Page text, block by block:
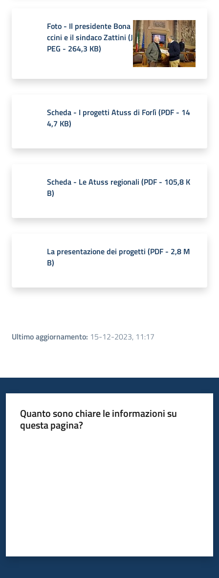
Foto - Il presidente Bona
ccini e il sindaco Zattini (J
PEG - 264,3 KB)
Scheda - I progetti Atuss di Forlì(PDF - 14
4,7 KB)
Scheda - Le Atuss regionali (PDF - 105,8 K
B)
La presentazione dei progetti (PDF - 2,8 M
B)
Ultimo aggiornamento: 15-12-2023, 11:17
Quanto sono chiare le informazioni su
questa pagina?